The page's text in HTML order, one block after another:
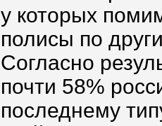
у которых
полисы по
Согласно
почти 58%
последнему